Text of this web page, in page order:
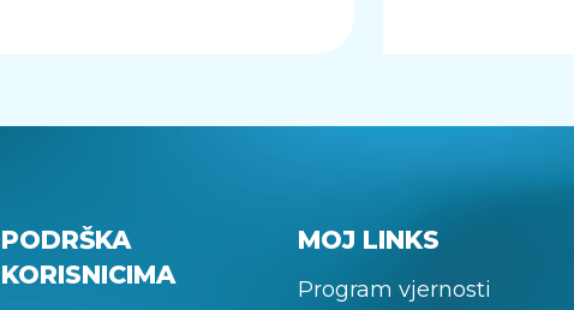
PODRŠKA
KORISNICIMA
MOJ LINKS
Program vjernosti